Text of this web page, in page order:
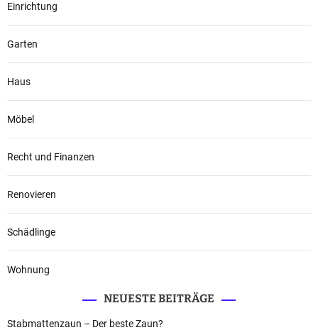
Einrichtung
Garten
Haus
Möbel
Recht und Finanzen
Renovieren
Schädlinge
Wohnung
NEUESTE BEITRÄGE
Stabmattenzaun – Der beste Zaun?